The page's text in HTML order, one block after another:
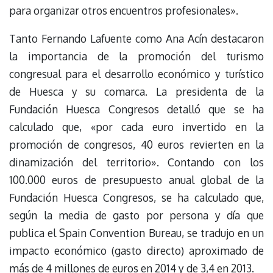
para organizar otros encuentros profesionales».
Tanto Fernando Lafuente como Ana Acín destacaron
la importancia de la promoción del turismo
congresual para el desarrollo económico y turístico
de Huesca y su comarca. La presidenta de la
Fundación Huesca Congresos detalló que se ha
calculado que, «por cada euro invertido en la
promoción de congresos, 40 euros revierten en la
dinamización del territorio». Contando con los
100.000 euros de presupuesto anual global de la
Fundación Huesca Congresos, se ha calculado que,
según la media de gasto por persona y día que
publica el Spain Convention Bureau, se tradujo en un
impacto económico (gasto directo) aproximado de
más de 4 millones de euros en 2014 y de 3,4 en 2013.